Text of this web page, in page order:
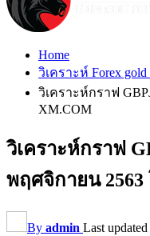
Home
วิเคราะห์ Forex
วิเคราะห์กราฟ
XM.COM
วิเคราะห์กราฟ
พฤศจิกายน
By admin Last updated